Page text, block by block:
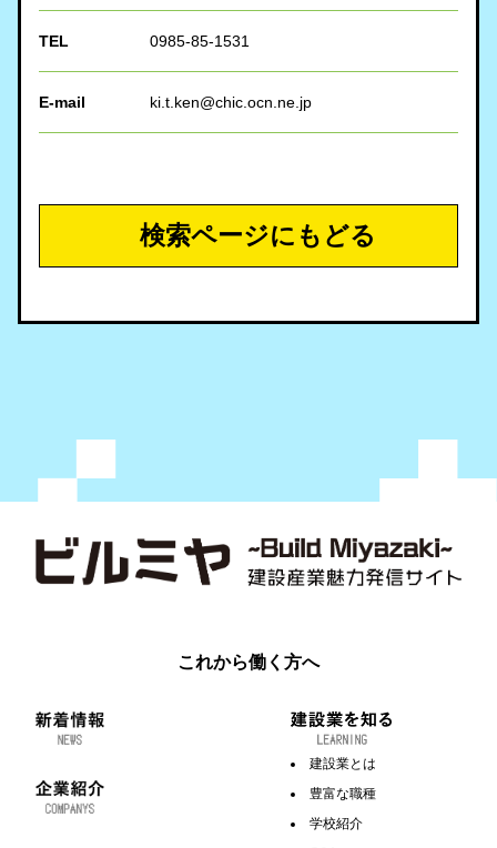
TEL 0985-85-1531
E-mail ki.t.ken@chic.ocn.ne.jp
検索ページにもどる
これから働く方へ
建設業とは
豊富な職種
学校紹介